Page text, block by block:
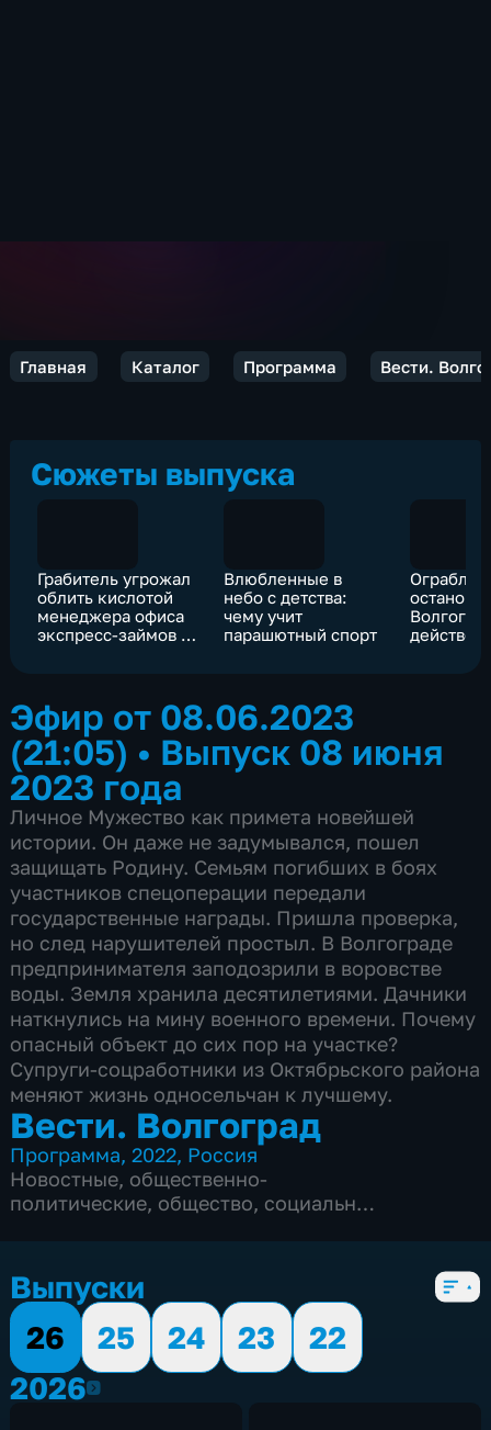
Главная Каталог Программа Вести.
Сюжеты выпуска
Грабитель угрожал
облить кислотой
менеджера офиса
экспресс-займов в
Влюбленные в
небо с детства:
чему учит
парашютный спорт
Эфир от 08.06.2023
(21:05) • Выпуск 08 июня
2023 года
Личное Мужество как примета новейшей
истории. Он даже не задумывался, пошел
защищать Родину. Семьям погибших в боях
участников спецоперации передали
государственные награды. Пришла проверка,
но след нарушителей простыл. В Волгограде
предпринимателя заподозрили в воровстве
воды. Земля хранила десятилетиями. Дачники
наткнулись на мину военного времени. Почему
опасный объект до сих пор на участке?
Супруги-соцработники из Октябрьского района
меняют жизнь односельчан к лучшему.
Вести. Волгоград
Программа,2022, Россия
Новостные, общественно-
политические, общество, социально-
5 сезонов, 2352 выпуска
Выпуски
26
25 24 23
22
20262026